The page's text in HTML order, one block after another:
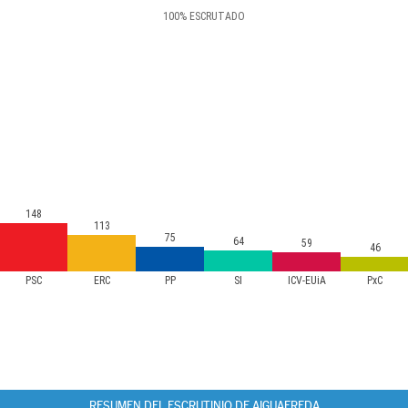
100% ESCRUTADO
PSC ERC PP SI ICV-EUiA PxC
148
113
75
64 59 46